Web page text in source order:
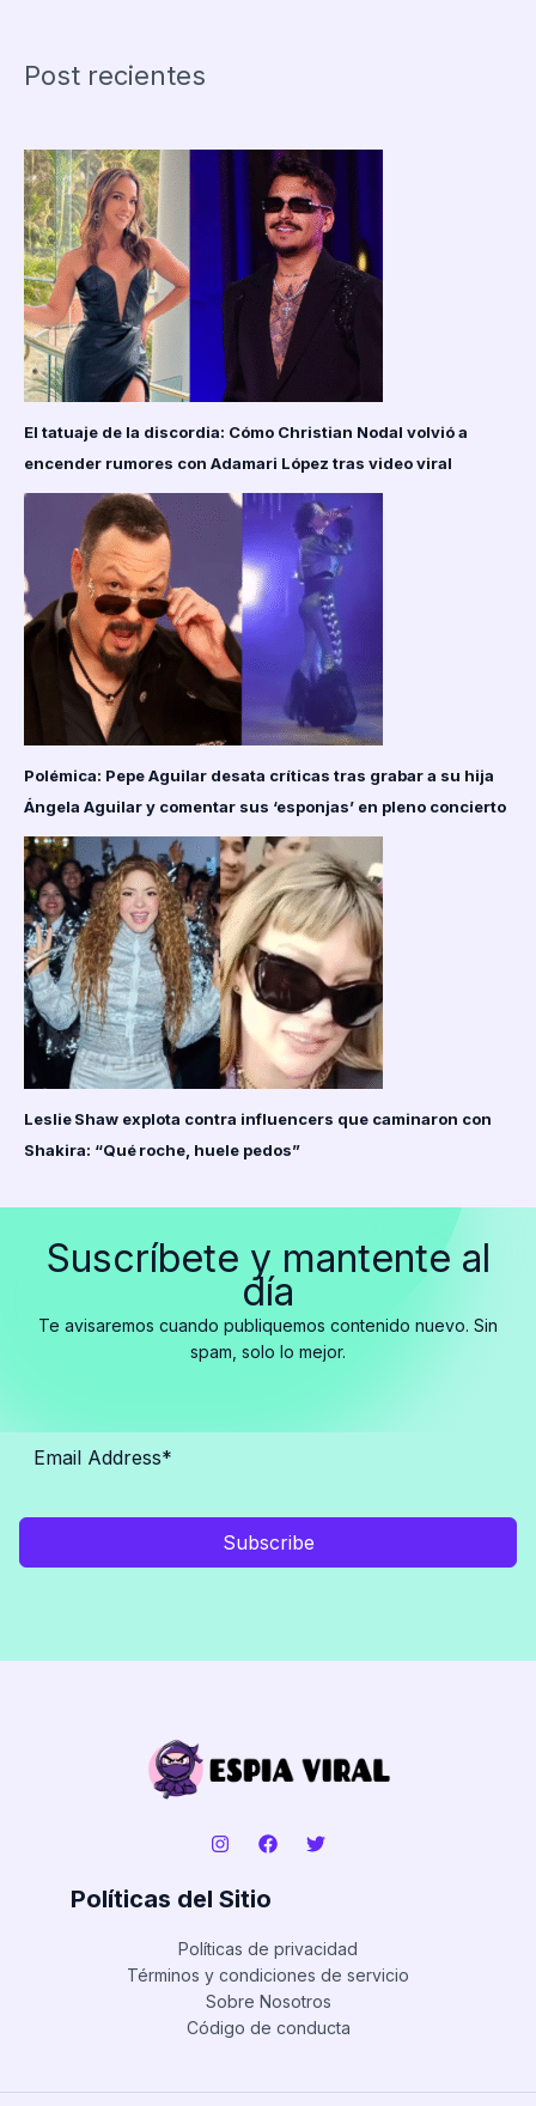
27
una
dieta
extrema
de
solo
frutas
Post recientes
El tatuaje de la discordia: Cómo Christian Nodal volvió a
encender rumores con Adamari López tras video viral
Polémica: Pepe Aguilar desata críticas tras grabar a su hija
Ángela Aguilar y comentar sus ‘esponjas’ en pleno concierto
Leslie Shaw explota contra influencers que caminaron con
Shakira: “Qué roche, huele pedos”
Suscríbete y mantente al
día
Te avisaremos cuando publiquemos contenido nuevo. Sin
spam, solo lo mejor.
Subscribe
Políticas del Sitio
Políticas de privacidad
Términos y condiciones de servicio
Sobre Nosotros
Código de conducta